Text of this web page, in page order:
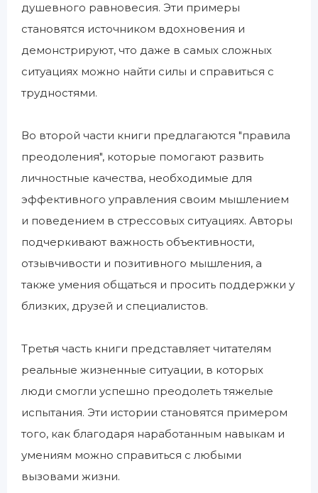
душевного равновесия. Эти примеры
становятся источником вдохновения и
демонстрируют, что даже в самых сложных
ситуациях можно найти силы и справиться с
трудностями.
Во второй части книги предлагаются "правила
преодоления", которые помогают развить
личностные качества, необходимые для
эффективного управления своим мышлением
и поведением в стрессовых ситуациях. Авторы
подчеркивают важность объективности,
отзывчивости и позитивного мышления, а
также умения общаться и просить поддержки у
близких, друзей и специалистов.
Третья часть книги представляет читателям
реальные жизненные ситуации, в которых
люди смогли успешно преодолеть тяжелые
испытания. Эти истории становятся примером
того, как благодаря наработанным навыкам и
умениям можно справиться с любыми
вызовами жизни.